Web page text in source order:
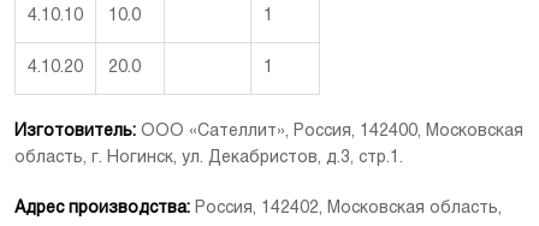
4.10.10 10.0 1
4.10.20 20.0 1
Изготовитель: ООО «Сателлит», Россия, 142400, Московская
область, г. Ногинск, ул. Декабристов, д.3, стр.1.
Адрес производства: Россия, 142402, Московская область,